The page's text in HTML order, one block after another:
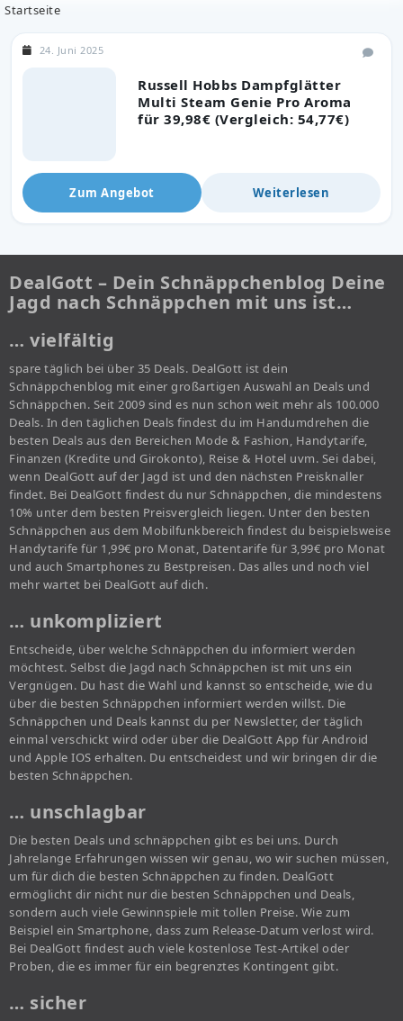
Startseite
Russell Hobbs Dampfglätter
Multi Steam Genie Pro Aroma
für 39,98€ (Vergleich: 54,77€)
24. Juni 2025
Zum Angebot Weiterlesen
DealGott – Dein Schnäppchenblog Deine
Jagd nach Schnäppchen mit uns ist…
… vielfältig
spare täglich bei über 35 Deals. DealGott ist dein
Schnäppchenblog mit einer großartigen Auswahl an Deals und
Schnäppchen. Seit 2009 sind es nun schon weit mehr als 100.000
Deals. In den täglichen Deals findest du im Handumdrehen die
besten Deals aus den Bereichen Mode & Fashion, Handytarife,
Finanzen (Kredite und Girokonto), Reise & Hotel uvm. Sei dabei,
wenn DealGott auf der Jagd ist und den nächsten Preisknaller
findet. Bei DealGott findest du nur Schnäppchen, die mindestens
10% unter dem besten Preisvergleich liegen. Unter den besten
Schnäppchen aus dem Mobilfunkbereich findest du beispielsweise
Handytarife für 1,99€ pro Monat, Datentarife für 3,99€ pro Monat
und auch Smartphones zu Bestpreisen. Das alles und noch viel
mehr wartet bei DealGott auf dich.
… unkompliziert
Entscheide, über welche Schnäppchen du informiert werden
möchtest. Selbst die Jagd nach Schnäppchen ist mit uns ein
Vergnügen. Du hast die Wahl und kannst so entscheide, wie du
über die besten Schnäppchen informiert werden willst. Die
Schnäppchen und Deals kannst du per Newsletter, der täglich
einmal verschickt wird oder über die DealGott App für Android
und Apple IOS erhalten. Du entscheidest und wir bringen dir die
besten Schnäppchen.
… unschlagbar
Die besten Deals und schnäppchen gibt es bei uns. Durch
Jahrelange Erfahrungen wissen wir genau, wo wir suchen müssen,
um für dich die besten Schnäppchen zu finden. DealGott
ermöglicht dir nicht nur die besten Schnäppchen und Deals,
sondern auch viele Gewinnspiele mit tollen Preise. Wie zum
Beispiel ein Smartphone, dass zum Release-Datum verlost wird.
Bei DealGott findest auch viele kostenlose Test-Artikel oder
Proben, die es immer für ein begrenztes Kontingent gibt.
… sicher